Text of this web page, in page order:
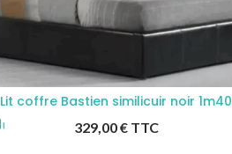
Lit coffre Bastien similicuir noir 1m40
329,00€ TTC